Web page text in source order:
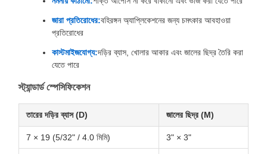
জারা প্রতিরোধের:বহিরঙ্গন অ্যাপ্লিকেশনের জন্য চমৎকার আবহাওয়া
প্রতিরোধের
কাস্টমাইজযোগ্য:দড়ির ব্যাস, খোলার আকার এবং জালের ছিদ্র তৈরি করা
যেতে পারে
স্ট্যান্ডার্ড স্পেসিফিকেশন
তারের দড়ির ব্যাস (D) জালের ছিদ্র (M)
7 × 19 (5/32" / 4.0 মিমি) 3" × 3"